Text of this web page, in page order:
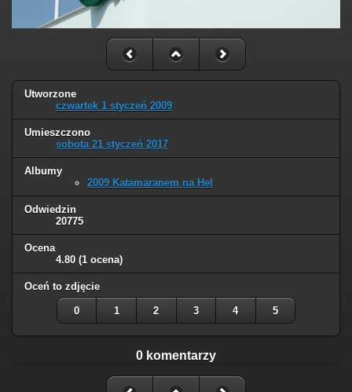
Utworzone
czwartek 1 styczeń 2009
Umieszczono
sobota 21 styczeń 2017
Albumy
2009 Katamaranem na Hel
Odwiedzin
20775
Ocena
4.80 (1 ocena)
Oceń to zdjęcie
0 1 2 3 4 5
0 komentarzy